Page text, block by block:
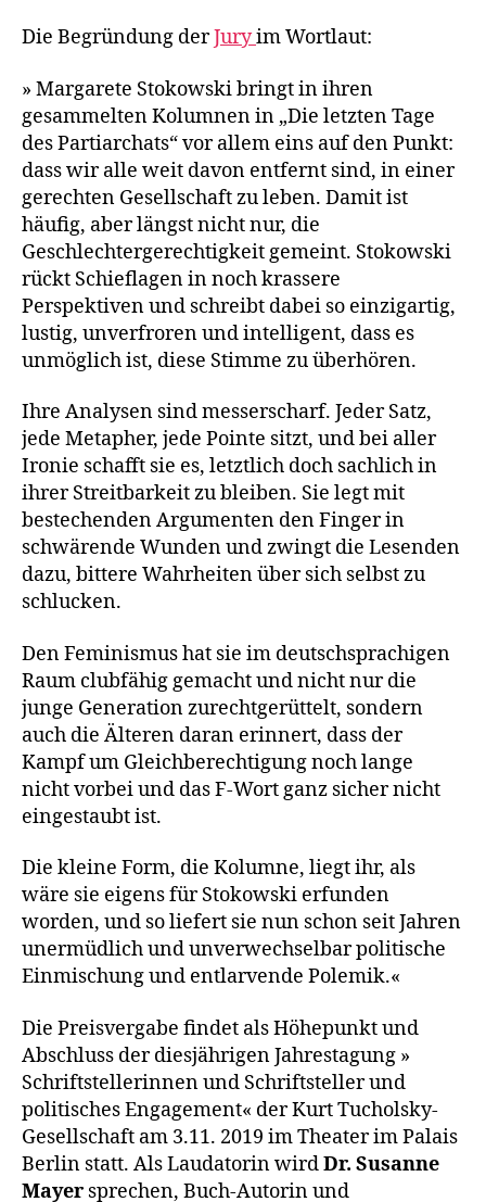
Die Begründung derJuryim Wortlaut:
» Margarete Stokowski bringt in ihren
gesammelten Kolumnen in „Die letzten Tage
des Partiarchats“ vor allem eins auf den Punkt:
dass wir alle weit davon entfernt sind, in einer
gerechten Gesellschaft zu leben. Damit ist
häufig, aber längst nicht nur, die
Geschlechtergerechtigkeit gemeint. Stokowski
rückt Schieflagen in noch krassere
Perspektiven und schreibt dabei so einzigartig,
lustig, unverfroren und intelligent, dass es
unmöglich ist, diese Stimme zu überhören.
Ihre Analysen sind messerscharf. Jeder Satz,
jede Metapher, jede Pointe sitzt, und bei aller
Ironie schafft sie es, letztlich doch sachlich in
ihrer Streitbarkeit zu bleiben. Sie legt mit
bestechenden Argumenten den Finger in
schwärende Wunden und zwingt die Lesenden
dazu, bittere Wahrheiten über sich selbst zu
schlucken.
Den Feminismus hat sie im deutschsprachigen
Raum clubfähig gemacht und nicht nur die
junge Generation zurechtgerüttelt, sondern
auch die Älteren daran erinnert, dass der
Kampf um Gleichberechtigung noch lange
nicht vorbei und das F-Wort ganz sicher nicht
eingestaubt ist.
Die kleine Form, die Kolumne, liegt ihr, als
wäre sie eigens für Stokowski erfunden
worden, und so liefert sie nun schon seit Jahren
unermüdlich und unverwechselbar politische
Einmischung und entlarvende Polemik.«
Die Preisvergabe findet als Höhepunkt und
Abschluss der diesjährigen Jahrestagung »
Schriftstellerinnen und Schriftsteller und
politisches Engagement« der Kurt Tucholsky-
Gesellschaft am 3.11. 2019 im Theater im Palais
Berlin statt. Als Laudatorin wirdDr. Susanne
Mayer sprechen, Buch-Autorin und